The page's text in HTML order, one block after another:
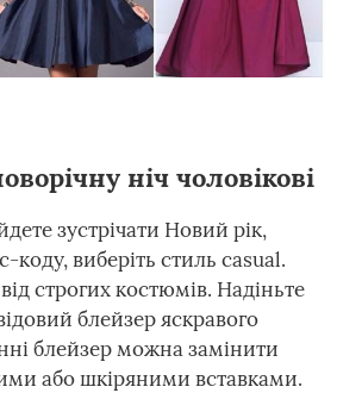
ніч чоловікові
зустрічати Новий рік,
коду, виберіть стиль casual.
строгих костюмів. Надіньте
блейзер яскравого
блейзер можна замінити
або шкіряними вставками.